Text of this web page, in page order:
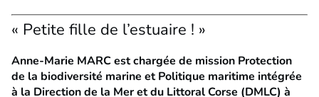
« Petite fille de l’estuaire ! »
Anne-Marie MARC est chargée de mission Protection
de la biodiversité marine et Politique maritime intégrée
à la Direction de la Mer et du Littoral Corse (DMLC) à